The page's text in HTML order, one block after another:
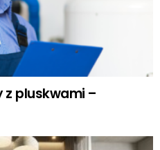
z pluskwami –